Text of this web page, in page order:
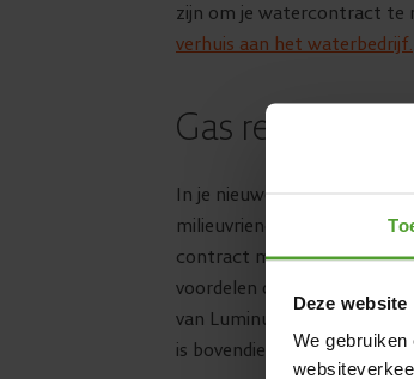
Deze
We
zijn om je watercontract te
verhuis aan het waterbedrijf.
Gas regelen bij
In je nieuwe huis kan je
milieuvriendelijke manier
contract meenemen naar je
voordelen overstappen naar
van Luminus,
is bovendien echt